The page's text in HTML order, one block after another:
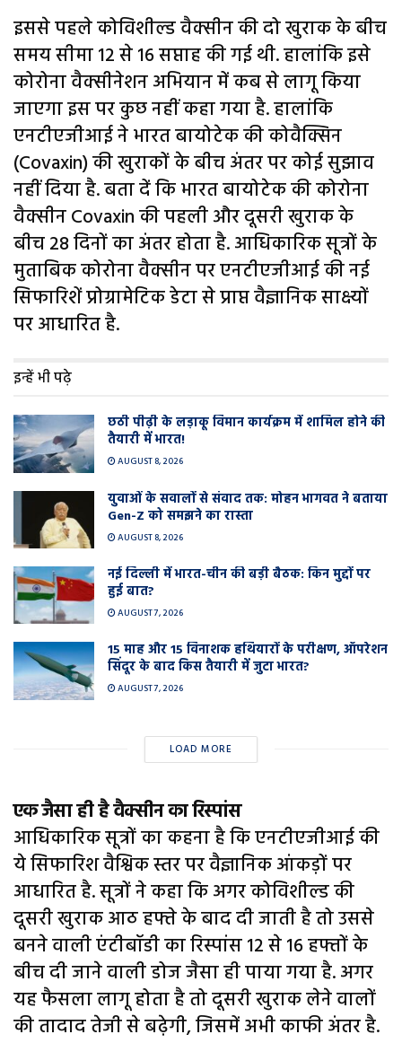
इससे पहले कोविशील्ड वैक्सीन की दो खुराक के बीच
समय सीमा 12 से 16 सप्ताह की गई थी. हालांकि इसे
कोरोना वैक्सीनेशन अभियान में कब से लागू किया
जाएगा इस पर कुछ नहीं कहा गया है. हालांकि
एनटीएजीआई ने भारत बायोटेक की कोवैक्सिन
(Covaxin) की खुराकों के बीच अंतर पर कोई सुझाव
नहीं दिया है. बता दें कि भारत बायोटेक की कोरोना
वैक्सीन Covaxin की पहली और दूसरी खुराक के
बीच 28 दिनों का अंतर होता है. आधिकारिक सूत्रों के
मुताबिक कोरोना वैक्सीन पर एनटीएजीआई की नई
सिफारिशें प्रोग्रामेटिक डेटा से प्राप्त वैज्ञानिक साक्ष्यों
पर आधारित है.
इन्हें भी पढ़े
छठी पीढ़ी के लड़ाकू विमान कार्यक्रम में शामिल होने की
तैयारी में भारत!
AUGUST 8, 2026
युवाओं के सवालों से संवाद तक: मोहन भागवत ने बताया
Gen-Z को समझने का रास्ता
AUGUST 8, 2026
नई दिल्ली में भारत-चीन की बड़ी बैठक: किन मुद्दों पर
हुई बात?
AUGUST 7, 2026
15 माह और 15 विनाशक हथियारों के परीक्षण, ऑपरेशन
सिंदूर के बाद किस तैयारी में जुटा भारत?
AUGUST 7, 2026
LOAD MORE
एक जैसा ही है वैक्सीन का रिस्पांस
आधिकारिक सूत्रों का कहना है कि एनटीएजीआई की
ये सिफारिश वैश्विक स्तर पर वैज्ञानिक आंकड़ों पर
आधारित है. सूत्रों ने कहा कि अगर कोविशील्ड की
दूसरी खुराक आठ हफ्ते के बाद दी जाती है तो उससे
बनने वाली एंटीबॉडी का रिस्पांस 12 से 16 हफ्तों के
बीच दी जाने वाली डोज जैसा ही पाया गया है. अगर
यह फैसला लागू होता है तो दूसरी खुराक लेने वालों
की तादाद तेजी से बढ़ेगी, जिसमें अभी काफी अंतर है.